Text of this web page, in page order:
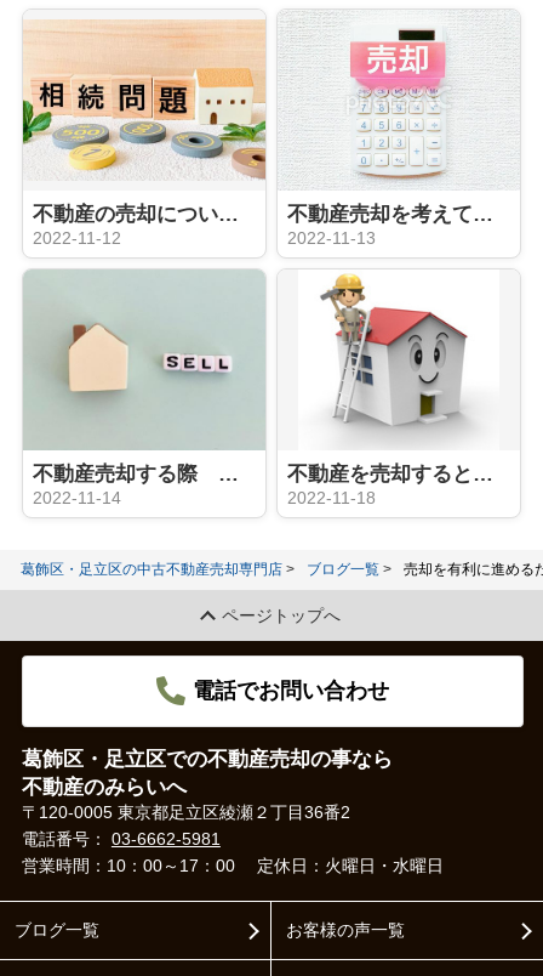
不動産の売却について ローン残債がある場合の注意点
2022-11-12
不動産売却を考えている方向け！初歩編
2022-11-13
不動産売却する際 買取と仲介の違いは？メリット、デメリットは？
2022-11-14
不動産を売却するときリフォームは必要？
2022-11-18
葛飾区・足立区の中古不動産売却専門店 ブログ一覧 売却を有利に進める
ページトップへ
電話でお問い合わせ
葛飾区・足立区での不動産売却の事なら
不動産のみらいへ
〒120-0005 東京都足立区綾瀬２丁目36番2
電話番号： 03-6662-5981
営業時間：10：00～17：00
定休日：火曜日・水曜日
ブログ一覧 お客様の声一覧